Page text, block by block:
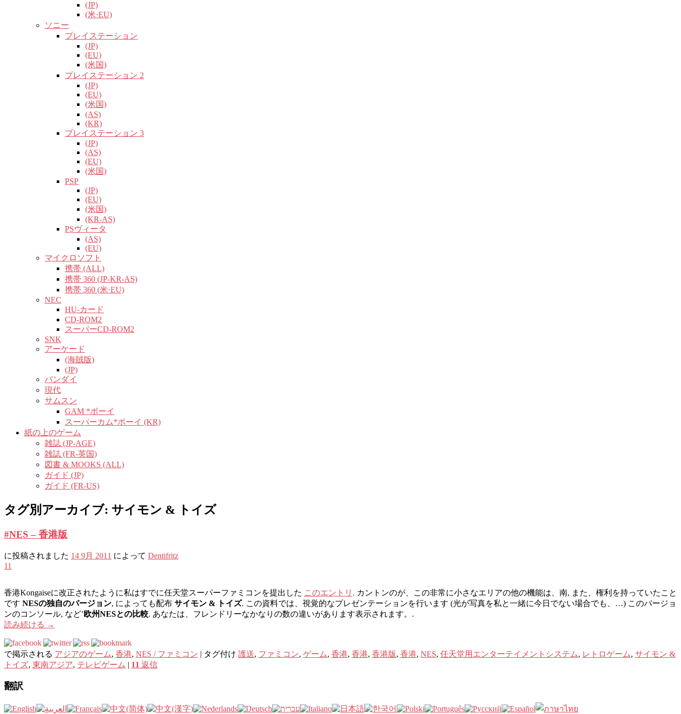
(JP)
(米·EU)
ソニー
プレイステーション
(JP)
(EU)
(米国)
プレイステーション 2
(JP)
(EU)
(米国)
(AS)
(KR)
プレイステーション 3
(JP)
(AS)
(EU)
(米国)
PSP
(JP)
(EU)
(米国)
(KR-AS)
PSヴィータ
(AS)
(EU)
マイクロソフト
携帯 (ALL)
携帯 360 (JP-KR-AS)
携帯 360 (米·EU)
NEC
HU-カード
CD-ROM2
スーパーCD-ROM2
SNK
アーケード
(海賊版)
(JP)
バンダイ
現代
サムスン
GAM *ボーイ
スーパーカム*ボーイ (KR)
紙の上のゲーム
雑誌 (JP-AGE)
雑誌 (FR-英国)
図書 & MOOKS (ALL)
ガイド (JP)
ガイド (FR-US)
タグ別アーカイブ: サイモン & トイズ
#NES – 香港版
に投稿されました 14 9月 2011 によって Dentifritz
11
香港Kongaiseに改正されたように私はすでに任天堂スーパーファミコンを提出した このエントリ, カントンのが、この非常に小さなエリアの他の機能は、南, また、権利を持っていたこと
です NESの独自のバージョン, によっても配布 サイモン & トイズ. この資料では、視覚的なプレゼンテーションを行います (光が写真を私と一緒に今日でない場合でも、…) このバージョ
ンのコンソール, など’欧州NESとの比較. あなたは、フレンドリーなかなりの数の違いがあります表示されます。.
読み続ける →
で掲示される アジアのゲーム, 香港, NES / ファミコン | タグ付け 護送, ファミコン, ゲーム, 香港, 香港, 香港版, 香港, NES, 任天堂用エンターテイメントシステム, レトロゲーム, サイモン &
トイズ, 東南アジア, テレビゲーム | 11 返信
翻訳